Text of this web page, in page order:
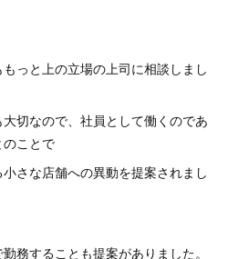
っと上の立場の上司に相談しまし
切なので、社員として働くのであ
ことで
さな店舗への異動を提案されまし
務することも提案がありました。